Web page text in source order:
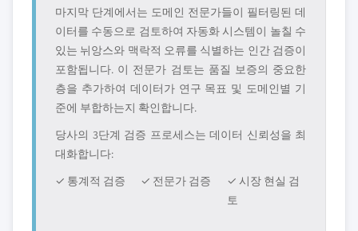
마지막 단계에서는 도메인 전문가들이 필터링된 데
이터를 수동으로 검토하여 자동화 시스템이 놀칠 수
있는 뉘앙스와 맥락적 오류를 식별하는 인간 검증이
포함됩니다. 이 전문가 검토는 품질 보증의 중요한
층을 추가하여 데이터가 연구 목표 및 도메인별 기
준에 부합하는지 확인합니다.
당사의 3단계 검증 프로세스는 데이터 신뢰성을 최
대화합니다:
✓ 통계적 검증
✓ 전문가 검증
✓ 시장 현실 검
토